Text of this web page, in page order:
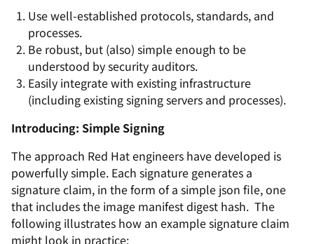
Use well-established protocols, standards, and
processes.
Be robust, but (also) simple enough to be
understood by security auditors.
Easily integrate with existing infrastructure
(including existing signing servers and processes).
Introducing: Simple Signing
The approach Red Hat engineers have developed is
powerfully simple. Each signature generates a
signature claim, in the form of a simple json file, one
that includes the image manifest digest hash. The
following illustrates how an example signature claim
might look in practice: